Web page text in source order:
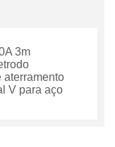
3m
aterramento
V para aço